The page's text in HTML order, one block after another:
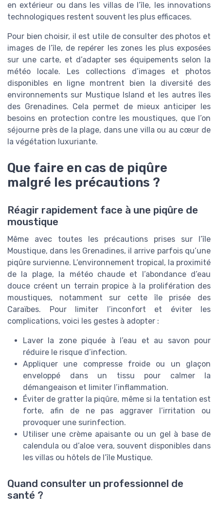
en extérieur ou dans les villas de l’île, les innovations
technologiques restent souvent les plus efficaces.
Pour bien choisir, il est utile de consulter des photos et
images de l’île, de repérer les zones les plus exposées
sur une carte, et d’adapter ses équipements selon la
météo locale. Les collections d’images et photos
disponibles en ligne montrent bien la diversité des
environnements sur Mustique Island et les autres îles
des Grenadines. Cela permet de mieux anticiper les
besoins en protection contre les moustiques, que l’on
séjourne près de la plage, dans une villa ou au cœur de
la végétation luxuriante.
Que faire en cas de piqûre
malgré les précautions ?
Réagir rapidement face à une piqûre de
moustique
Même avec toutes les précautions prises sur l’île
Moustique, dans les Grenadines, il arrive parfois qu’une
piqûre survienne. L’environnement tropical, la proximité
de la plage, la météo chaude et l’abondance d’eau
douce créent un terrain propice à la prolifération des
moustiques, notamment sur cette île prisée des
Caraïbes. Pour limiter l’inconfort et éviter les
complications, voici les gestes à adopter :
Laver la zone piquée à l’eau et au savon pour
réduire le risque d’infection.
Appliquer une compresse froide ou un glaçon
enveloppé dans un tissu pour calmer la
démangeaison et limiter l’inflammation.
Éviter de gratter la piqûre, même si la tentation est
forte, afin de ne pas aggraver l’irritation ou
provoquer une surinfection.
Utiliser une crème apaisante ou un gel à base de
calendula ou d’aloe vera, souvent disponibles dans
les villas ou hôtels de l’île Mustique.
Quand consulter un professionnel de
santé ?